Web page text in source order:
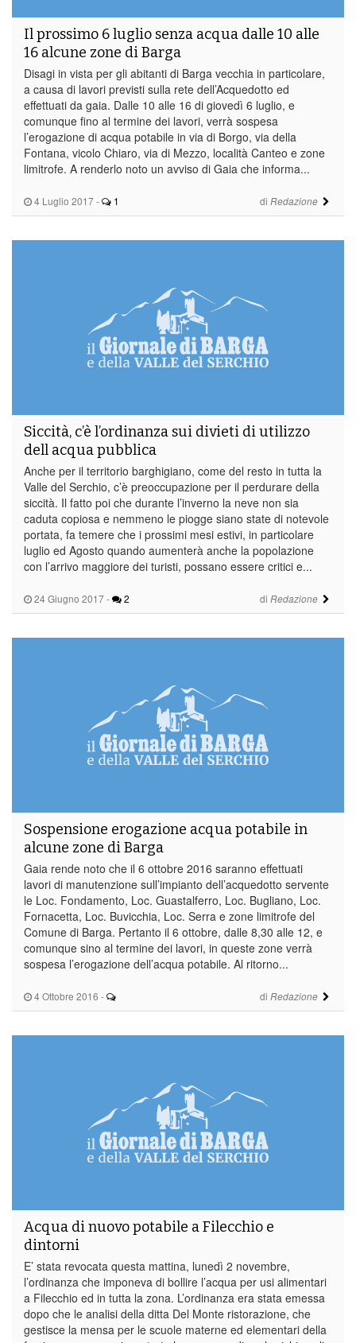
4 Luglio 2017 - 1 di Redazione
Il prossimo 6 luglio senza acqua dalle 10 alle
16 alcune zone di Barga
Disagi in vista per gli abitanti di Barga vecchia in particolare,
a causa di lavori previsti sulla rete dell’Acquedotto ed
effettuati da gaia. Dalle 10 alle 16 di giovedì 6 luglio, e
comunque fino al termine dei lavori, verrà sospesa
l’erogazione di acqua potabile in via di Borgo, via della
Fontana, vicolo Chiaro, via di Mezzo, località Canteo e zone
limitrofe. A renderlo noto un avviso di Gaia che informa...
24 Giugno 2017 - 2 di Redazione
Siccità, c’è l’ordinanza sui divieti di utilizzo
dell acqua pubblica
Anche per il territorio barghigiano, come del resto in tutta la
Valle del Serchio, c’è preoccupazione per il perdurare della
siccità. Il fatto poi che durante l’inverno la neve non sia
caduta copiosa e nemmeno le piogge siano state di notevole
portata, fa temere che i prossimi mesi estivi, in particolare
luglio ed Agosto quando aumenterà anche la popolazione
con l’arrivo maggiore dei turisti, possano essere critici e...
4 Ottobre 2016 - di Redazione
Sospensione erogazione acqua potabile in
alcune zone di Barga
Gaia rende noto che il 6 ottobre 2016 saranno effettuati
lavori di manutenzione sull’impianto dell’acquedotto servente
le Loc. Fondamento, Loc. Guastalferro, Loc. Bugliano, Loc.
Fornacetta, Loc. Buvicchia, Loc. Serra e zone limitrofe del
Comune di Barga. Pertanto il 6 ottobre, dalle 8,30 alle 12, e
comunque sino al termine dei lavori, in queste zone verrà
sospesa l’erogazione dell’acqua potabile. Al ritorno...
Acqua di nuovo potabile a Filecchio e
dintorni
E’ stata revocata questa mattina, lunedì 2 novembre,
l’ordinanza che imponeva di bollire l’acqua per usi alimentari
a Filecchio ed in tutta la zona. L’ordinanza era stata emessa
dopo che le analisi della ditta Del Monte ristorazione, che
gestisce la mensa per le scuole materne ed elementari della